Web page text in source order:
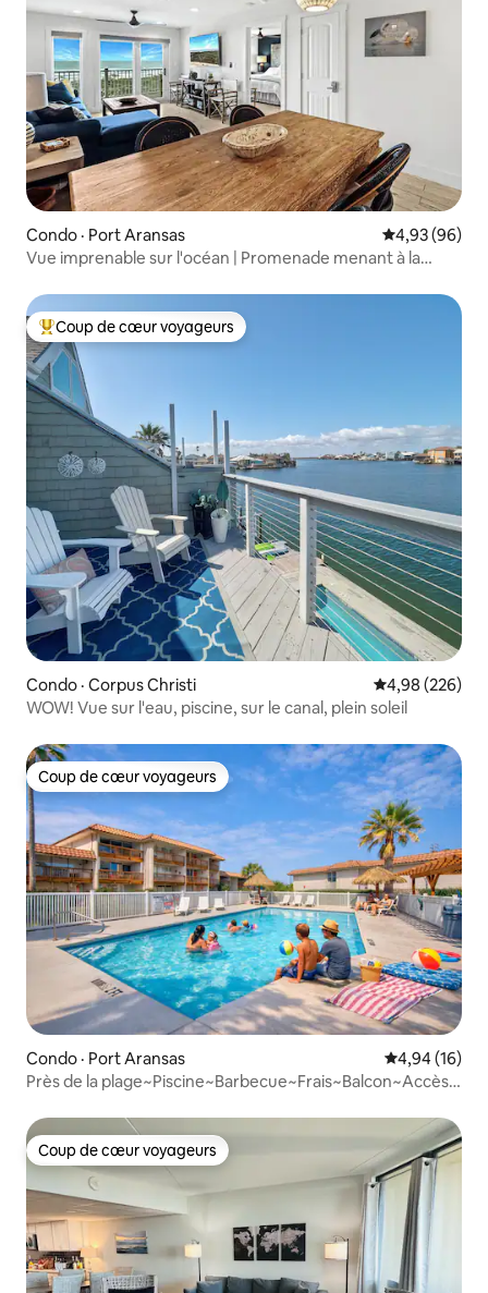
Condo · Port Aransas Note
4,93 (96)
Vue imprenable sur l'océan | Promenade menant à la
Coup de cœur voyageurs parmi les plus aimés
Coup de cœur voyageurs
Condo · Corpus Christi Note
4,98 (226)
WOW! Vue sur l'eau, piscine, sur le canal, plein soleil
Coup de cœur voyageurs
Coup de cœur voyageurs
Condo · Port Aransas Note
4,94 (16)
Près de la plage~Piscine~Barbecue~Frais~Balcon~Accès à
Coup de cœur voyageurs
Coup de cœur voyageurs